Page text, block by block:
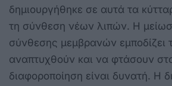
δημιουργήθηκε σε αυτά τα
τη σύνθεση νέων λιπών. Η
σύνθεσης μεμβρανών εμποδίζει
αναπτυχθούν και να φτάσουν
διαφοροποίηση είναι δυνατή. Η